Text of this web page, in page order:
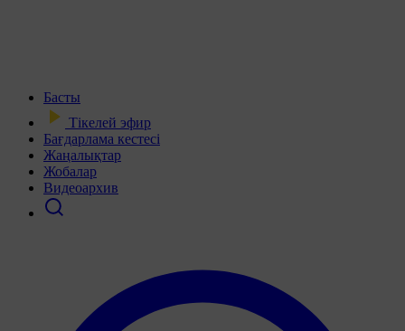
Басты
Тікелей эфир
Бағдарлама кестесі
Жаңалықтар
Жобалар
Видеоархив